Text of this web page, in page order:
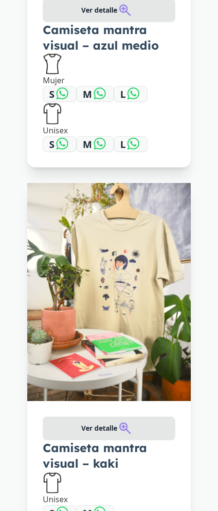
Ver detalle
Camiseta mantra
visual – azul medio
Mujer
S M L
Unisex
S M L
Ver detalle
Camiseta mantra
visual – kaki
Unisex